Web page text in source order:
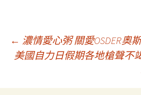
文
← 濃情愛心粥 關愛OSDER奧
美國自力日假期各地槍聲不